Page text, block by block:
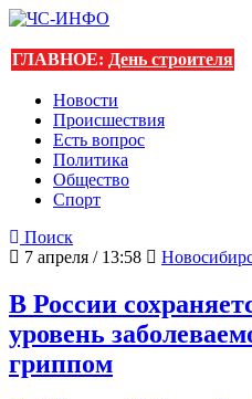
ГЛАВНОЕ: День строителя
Новости
Происшествия
Есть вопрос
Политика
Общество
Спорт
Поиск
7 апреля / 13:58
В России
уровень
гриппом